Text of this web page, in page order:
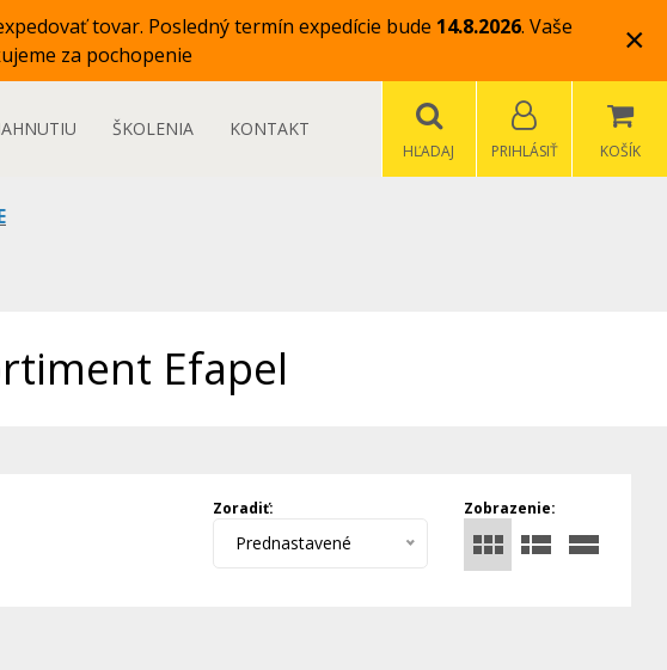
tovar. Posledný termín expedície bude 14.8.2026. Vaše
za pochopenie ×
ŠKOLENIA KONTAKT
KOŠÍK
PRIHLÁSIŤ
HĽADAJ
Efapel
Zobrazenie:
Zoradiť:
Prednastavené